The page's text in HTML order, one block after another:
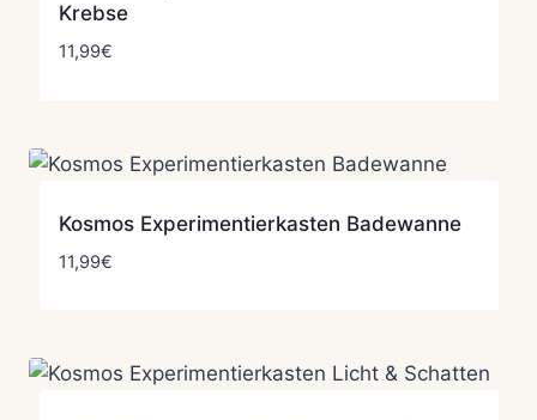
Krebse
11,99€
Kosmos Experimentierkasten Badewanne
11,99€